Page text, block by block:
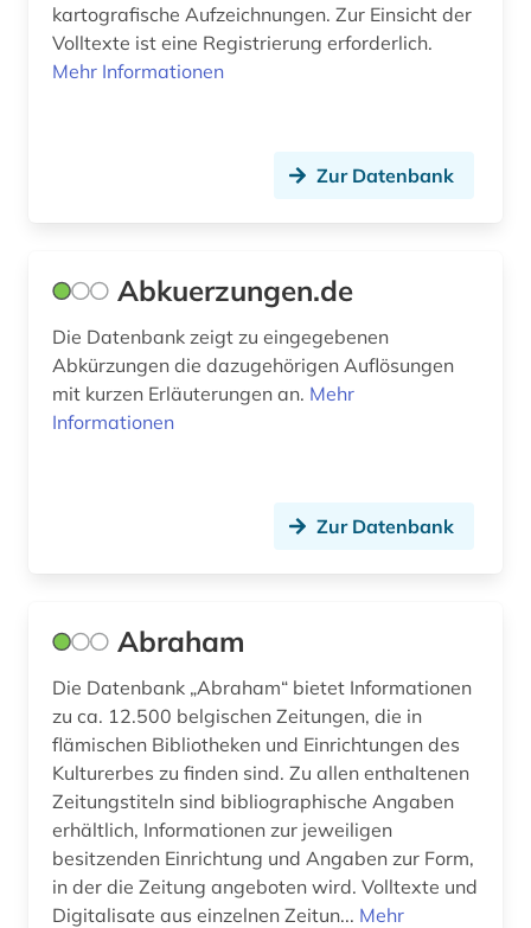
bibliotheksbenutzung (1)
bibliothekskatalog plus (1)
bibliothekskataloge (1)
württemberg (1)
bibliothekswesen (3)
bibliothekswissenschaft (3)
bibliothèque royale albert i. (2)
bilanz (1)
bild (8)
bild motiv (1)
bildarchiv (3)
bildbearbeitung (2)
bilddatenbank (17)
bildende kunst (1)
kartografische Aufzeichnungen. Zur Einsicht der
Volltexte ist eine Registrierung erforderlich.
Mehr Informationen
Zur Datenbank
Abkuerzungen.de
Die Datenbank zeigt zu eingegebenen
Abkürzungen die dazugehörigen Auflösungen
mit kurzen Erläuterungen an. Mehr
Informationen
Zur Datenbank
Abraham
Die Datenbank „Abraham“ bietet Informationen
zu ca. 12.500 belgischen Zeitungen, die in
flämischen Bibliotheken und Einrichtungen des
Kulturerbes zu finden sind. Zu allen enthaltenen
Zeitungstiteln sind bibliographische Angaben
erhältlich, Informationen zur jeweiligen
besitzenden Einrichtung und Angaben zur Form,
in der die Zeitung angeboten wird. Volltexte und
Digitalisate aus einzelnen Zeitun... Mehr